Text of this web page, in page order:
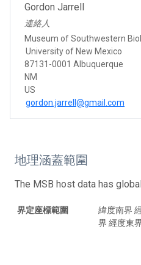
Gordon Jarrell
連絡人
Museum of Southwestern
University of New Mexico
87131-0001 Albuquerque
NM
US
gordon.jarrell@gmail.com
地理涵蓋範圍
The MSB host data has
界定座標範圍
緯度南界
界 經度東